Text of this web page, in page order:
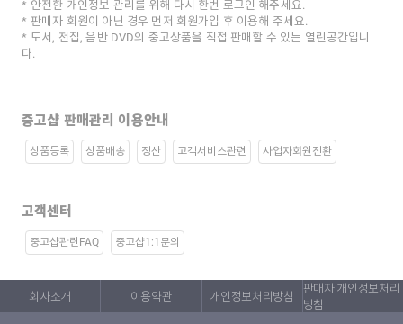
안전한 개인정보 관리를 위해 다시 한번 로그인 해주세요.
판매자 회원이 아닌 경우 먼저 회원가입 후 이용해 주세요.
도서, 전집, 음반 DVD의 중고상품을 직접 판매할 수 있는 열린공간입니
다.
중고샵 판매관리 이용안내
상품등록 상품배송 정산 고객서비스관련 사업자회원전환
고객센터
중고샵관련FAQ 중고샵1:1문의
회사소개 이용약관 개인정보처리방침
판매자 개인정보처리
방침